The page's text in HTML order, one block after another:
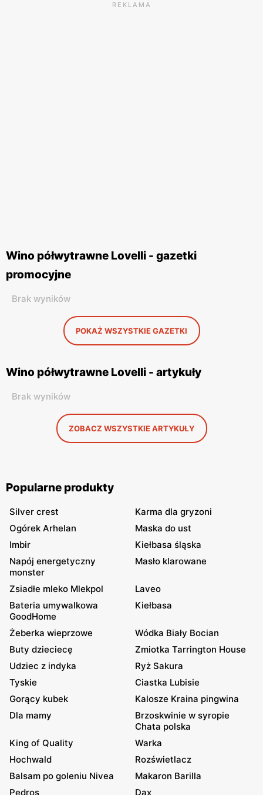
REKLAMA
Wino półwytrawne Lovelli - gazetki
promocyjne
Brak wyników
POKAŻ WSZYSTKIE GAZETKI
Wino półwytrawne Lovelli - artykuły
Brak wyników
ZOBACZ WSZYSTKIE ARTYKUŁY
Popularne produkty
Silver crest
Karma dla gryzoni
Ogórek Arhelan
Maska do ust
Imbir
Kiełbasa śląska
Napój energetyczny
monster
Masło klarowane
Zsiadłe mleko Mlekpol
Laveo
Bateria umywalkowa
GoodHome
Kiełbasa
Żeberka wieprzowe
Wódka Biały Bocian
Buty dzieciecę
Zmiotka Tarrington House
Udziec z indyka
Ryż Sakura
Tyskie
Ciastka Lubisie
Gorący kubek
Kalosze Kraina pingwina
Dla mamy
Brzoskwinie w syropie
Chata polska
King of Quality
Warka
Hochwald
Rozświetlacz
Balsam po goleniu Nivea
Makaron Barilla
Pedros
Dax